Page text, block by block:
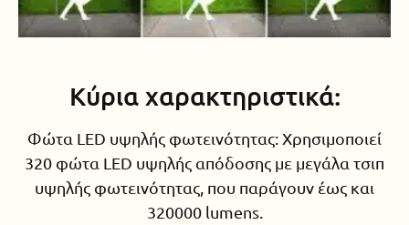
Κύρια χαρακτηριστικά:
Φώτα LED υψηλής φωτεινότητας: Χρησιμοποιεί
320 φώτα LED υψηλής απόδοσης με μεγάλα τσιπ
υψηλής φωτεινότητας, που παράγουν έως και
320000 lumens.